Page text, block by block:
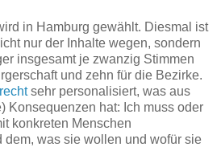
in Hamburg gewählt. Diesmal ist
nur der Inhalte wegen, sondern
insgesamt je zwanzig Stimmen
und zehn für die Bezirke.
sehr personalisiert, was aus
Konsequenzen hat: Ich muss oder
konkreten Menschen
dem, was sie wollen und wofür sie